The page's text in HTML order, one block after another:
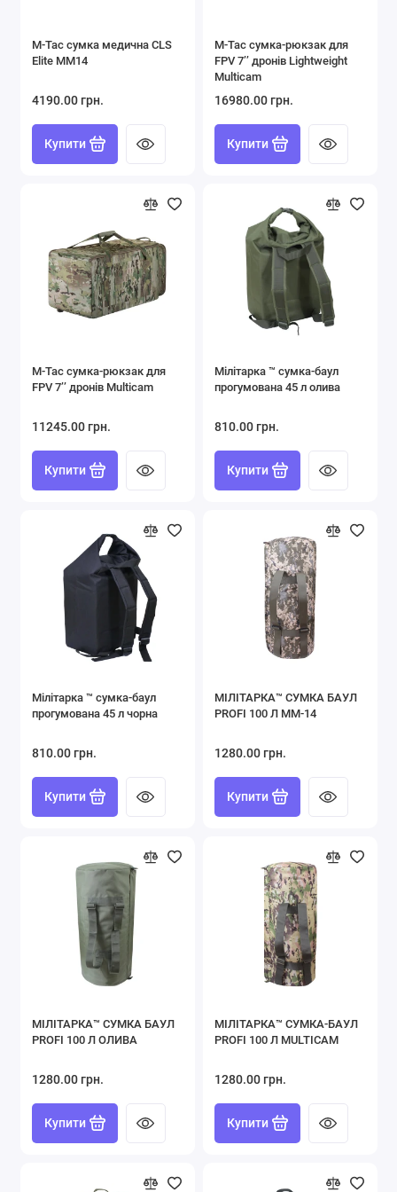
M-Tac сумка медична CLS
Elite MM14
4190.00 грн.
Купити
M-Tac сумка-рюкзак для
FPV 7ʼʼ дронів Lightweight
Multicam
16980.00 грн.
Купити
M-Tac сумка-рюкзак для
FPV 7ʼʼ дронів Multicam
11245.00 грн.
Купити
Мілітарка ™ сумка-баул
прогумована 45 л олива
810.00 грн.
Купити
Мілітарка ™ сумка-баул
прогумована 45 л чорна
810.00 грн.
Купити
МІЛІТАРКА™ СУМКА БАУЛ
PROFI 100 Л ММ-14
1280.00 грн.
Купити
МІЛІТАРКА™ СУМКА БАУЛ
PROFI 100 Л ОЛИВА
1280.00 грн.
Купити
МІЛІТАРКА™ СУМКА-БАУЛ
PROFI 100 Л MULTICAM
1280.00 грн.
Купити